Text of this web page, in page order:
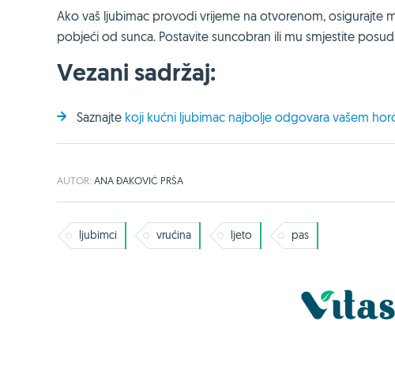
Ako vaš ljubimac provodi vrijeme na otvorenom,
pobjeći od sunca. Postavite suncobran ili mu smjestite
Vezani sadržaj:
Saznajte koji kućni ljubimac najbolje odgovara vašem
AUTOR: ANA ĐAKOVIĆ PRŠA
ljubimci vrućina ljeto pas